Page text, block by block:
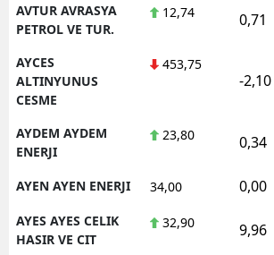
AVTUR AVRASYA
PETROL VE TUR.
12,74 0,71
AYCES
ALTINYUNUS
CESME
453,75
-2,10
AYDEM AYDEM
ENERJI
23,80 0,34
AYEN AYEN ENERJI 34,00 0,00
AYES AYES CELIK
HASIR VE CIT
32,90 9,96